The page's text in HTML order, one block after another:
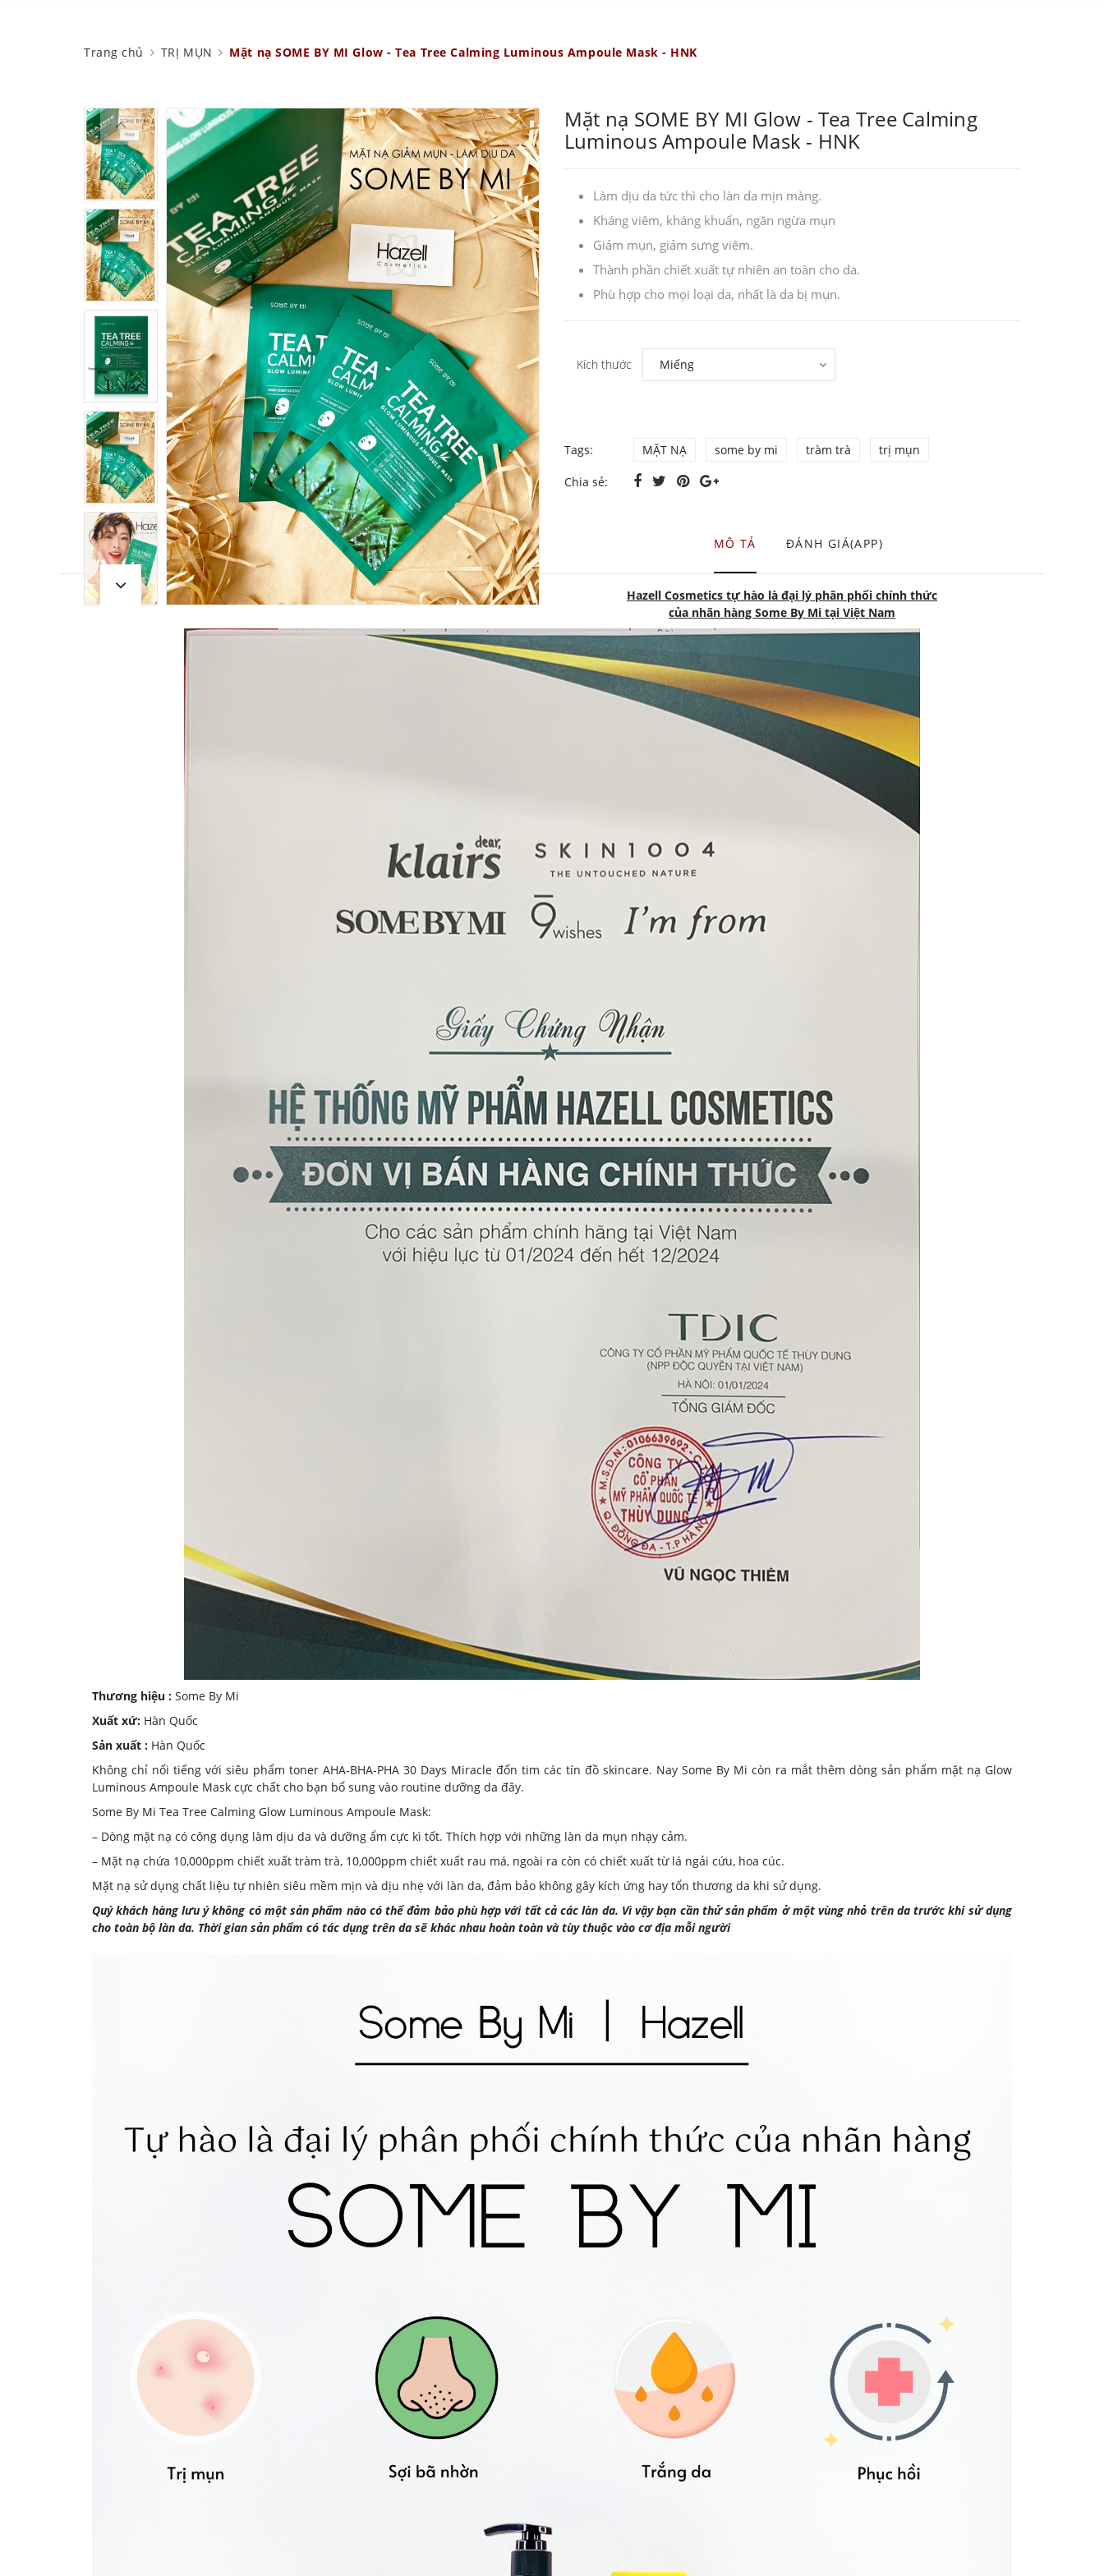
Trang chủ TRỊ MỤN Mặt nạ SOME BY MI Glow - Tea Tree Calming Luminous Ampoule Mask - HNK
Mặt nạ SOME BY MI Glow - Tea Tree Calming
Luminous Ampoule Mask - HNK
Làm dịu da tức thì cho làn da mịn màng.
Kháng viêm, kháng khuẩn, ngăn ngừa mụn
Giảm mụn, giảm sưng viêm.
Thành phần chiết xuất tự nhiên an toàn cho da.
Phù hợp cho mọi loại da, nhất là da bị mụn.
Kích thước
Tags: MẶT NẠ some by mi tràm trà trị mụn
Chia sẻ:
MÔ TẢ ĐÁNH GIÁ(APP)
Hazell Cosmetics tự hào là đại lý phân phối chính thức
của nhãn hàng Some By Mi tại Việt Nam
Thương hiệu : Some By Mi
Xuất xứ: Hàn Quốc
Sản xuất : Hàn Quốc
Không chỉ nổi tiếng với siêu phẩm toner AHA-BHA-PHA 30 Days Miracle đốn tim các tín đồ skincare. Nay Some By Mi còn ra mắt thêm dòng sản phẩm mặt nạ Glow
Luminous Ampoule Mask cực chất cho bạn bổ sung vào routine dưỡng da đây.
Some By Mi Tea Tree Calming Glow Luminous Ampoule Mask:
– Dòng mặt nạ có công dụng làm dịu da và dưỡng ẩm cực kì tốt. Thích hợp với những làn da mụn nhạy cảm.
– Mặt nạ chứa 10,000ppm chiết xuất tràm trà, 10,000ppm chiết xuất rau má, ngoài ra còn có chiết xuất từ lá ngải cứu, hoa cúc.
Mặt nạ sử dụng chất liệu tự nhiên siêu mềm mịn và dịu nhẹ với làn da, đảm bảo không gây kích ứng hay tổn thương da khi sử dụng.
Quý khách hàng lưu ý không có một sản phẩm nào có thể đảm bảo phù hợp với tất cả các làn da. Vì vậy bạn cần thử sản phẩm ở một vùng nhỏ trên da trước khi sử dụng
cho toàn bộ làn da. Thời gian sản phẩm có tác dụng trên da sẽ khác nhau hoàn toàn và tùy thuộc vào cơ địa mỗi người